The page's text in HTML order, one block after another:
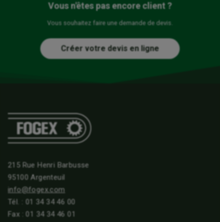
Vous n'êtes pas encore client ?
Vous souhaitez faire une demande de devis.
Créer votre devis en ligne
215 Rue Henri Barbusse
95100 Argenteuil
info@fogex.com
Tél. : 01 34 34 46 00
Fax : 01 34 34 46 01